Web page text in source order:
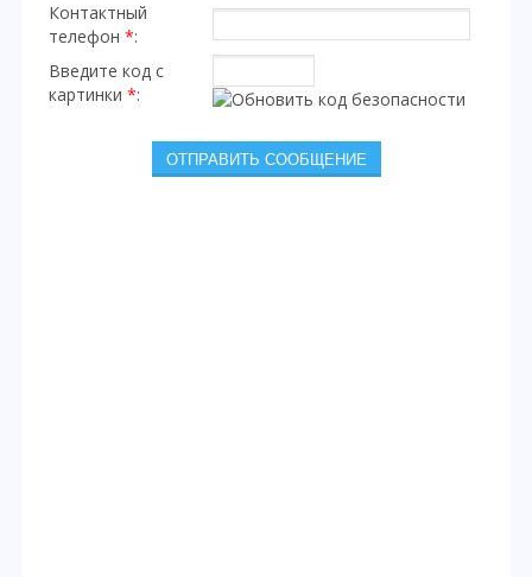
Контактный
телефон *:
Введите код с
картинки *: